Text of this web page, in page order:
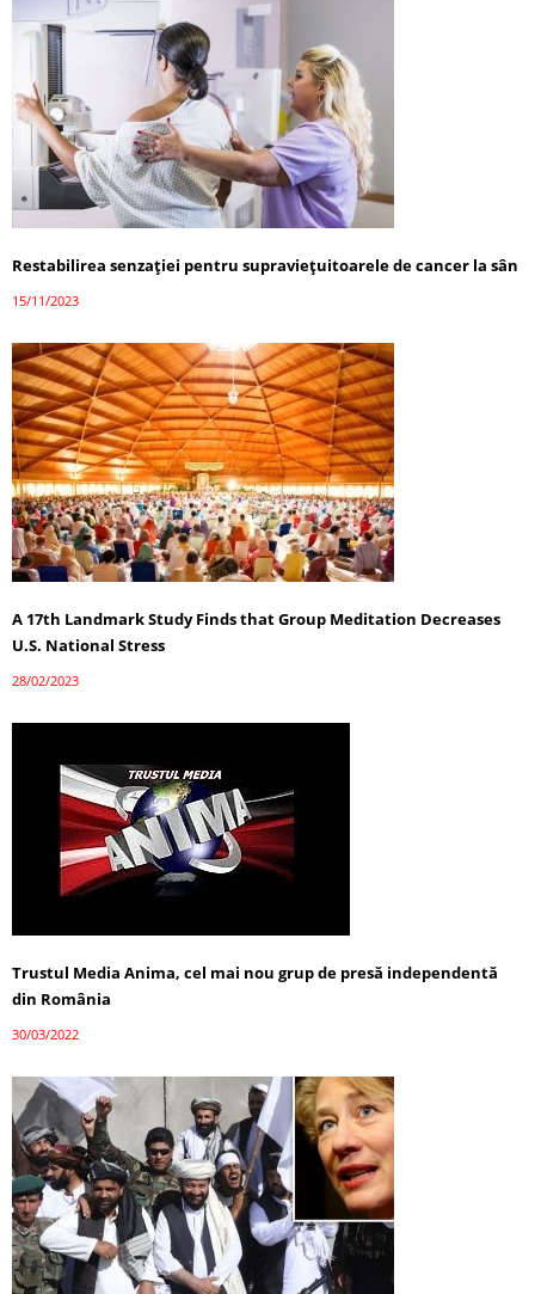
Restabilirea senzației pentru supraviețuitoarele de cancer la sân
15/11/2023
A 17th Landmark Study Finds that Group Meditation Decreases
U.S. National Stress
28/02/2023
Trustul Media Anima, cel mai nou grup de presă independentă
din România
30/03/2022